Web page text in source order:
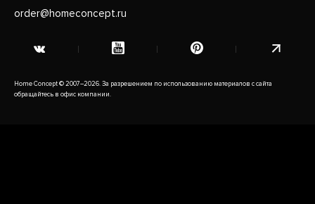
order@homeconcept.ru
Home Concept © 2007–2026. За разрешением по использованию материалов с сайта
обращайтесь в офис компании.